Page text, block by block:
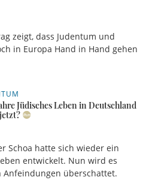
zeigt, dass Judentum und
in Europa Hand in Hand gehen
Jüdisches Leben in Deutschland
Schoa hatte sich wieder ein
entwickelt. Nun wird es
überschattet.